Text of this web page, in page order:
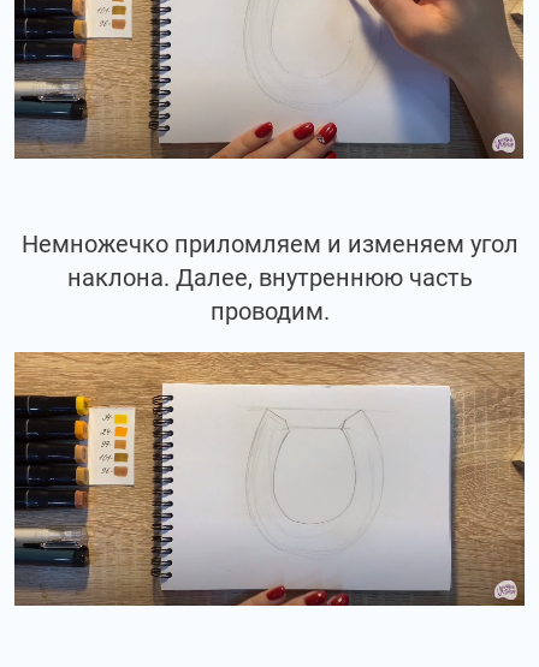
Немножечко приломляем и изменяем угол
наклона. Далее, внутреннюю часть
проводим.